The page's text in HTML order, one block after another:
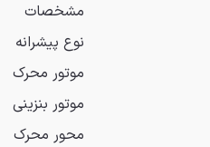
مشخصات
نوع پیشرانه
موتور محرک
موتور بنزینی
محور محرک